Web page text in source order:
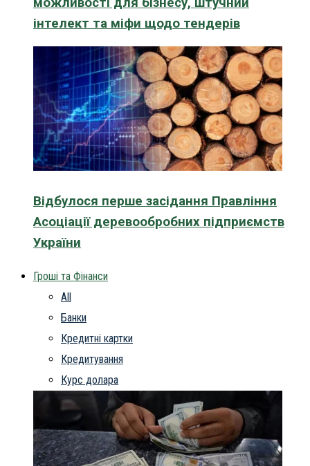
інтелект та міфи щодо тендерів
Відбулося перше засідання Правління
Асоціації деревообробних підприємств
України
Гроші та Фінанси
All
Банки
Кредитні картки
Кредитування
Курс долара